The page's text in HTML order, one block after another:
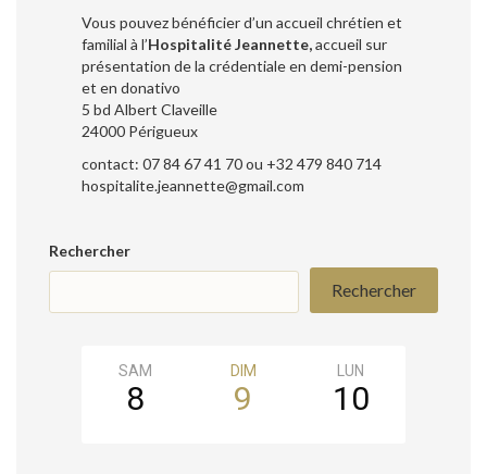
Vous pouvez bénéficier d’un accueil chrétien et
familial à l’Hospitalité Jeannette,accueil sur
présentation de la crédentiale en demi-pension
et en donativo
5 bd Albert Claveille
24000 Périgueux
contact: 07 84 67 41 70 ou +32 479 840 714
hospitalite.jeannette@gmail.com
Rechercher
Rechercher
SAM
8
DIM
9
LUN
10